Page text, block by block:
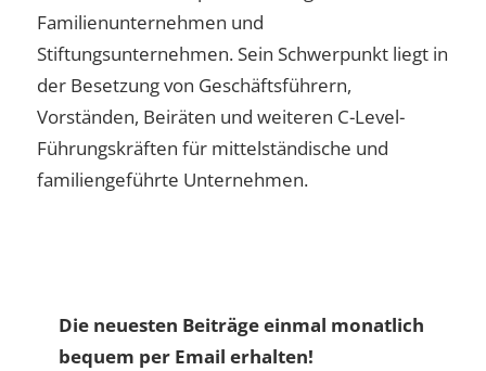
Familienunternehmen und
Stiftungsunternehmen. Sein Schwerpunkt liegt in
der Besetzung von Geschäftsführern,
Vorständen, Beiräten und weiteren C-Level-
Führungskräften für mittelständische und
familiengeführte Unternehmen.
Die neuesten Beiträge einmal monatlich
bequem per Email erhalten!